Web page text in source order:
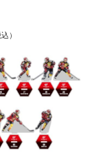
）